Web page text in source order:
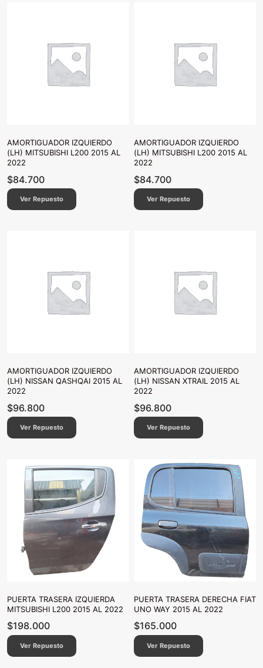
AMORTIGUADOR IZQUIERDO
(LH) MITSUBISHI L200 2015 AL
2022
$84.700
Ver Repuesto
AMORTIGUADOR IZQUIERDO
(LH) MITSUBISHI L200 2015 AL
2022
$84.700
Ver Repuesto
AMORTIGUADOR IZQUIERDO
(LH) NISSAN QASHQAI 2015 AL
2022
$96.800
Ver Repuesto
AMORTIGUADOR IZQUIERDO
(LH) NISSAN XTRAIL 2015 AL
2022
$96.800
Ver Repuesto
PUERTA TRASERA IZQUIERDA
MITSUBISHI L200 2015 AL 2022
$198.000
Ver Repuesto
PUERTA TRASERA DERECHA FIAT
UNO WAY 2015 AL 2022
$165.000
Ver Repuesto